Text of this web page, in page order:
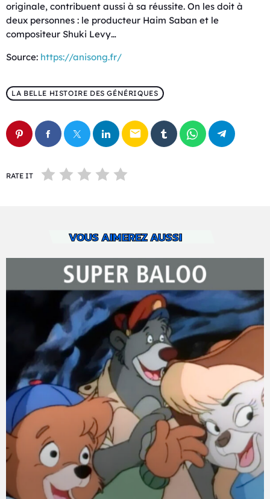
originale, contribuent aussi à sa réussite. On les doit à
deux personnes : le producteur Haim Saban et le
compositeur Shuki Levy…
Source: https://anisong.fr/
LA BELLE HISTOIRE DES GÉNÉRIQUES
email
RATE IT
VOUS AIMEREZ AUSSI